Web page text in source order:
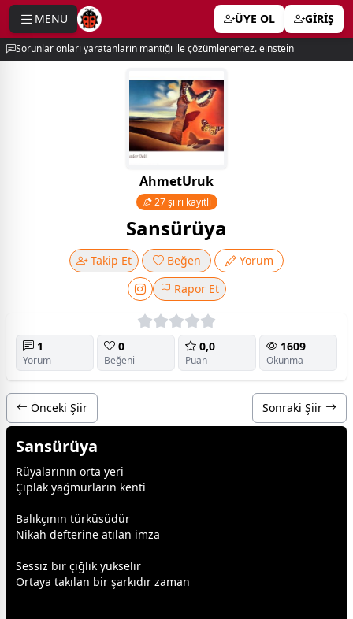
MENÜ ÜYE OL GİRİŞ
Sorunlar onları yaratanların mantığı ile çözümlenemez. einstein
AhmetUruk
27 şiiri kayıtlı
Sansürüya
Takip Et Beğen
Yorum
Rapor Et
1
Yorum
0
Beğeni
0,0
Puan
1609
Okunma
Önceki Şiir Sonraki Şiir
Sansürüya
Rüyalarının orta yeri
Çıplak yağmurların kenti
Balıkçının türküsüdür
Nikah defterine atılan imza
Sessiz bir çığlık yükselir
Ortaya takılan bir şarkıdır zaman
menu